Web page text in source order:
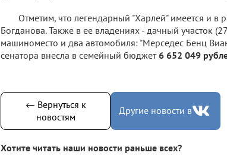
Отметим, что легендарный "Харлей" имеется и в
Богданова. Также в ее владениях - дачный участок
машиноместо и два автомобиля: "Мерседес Бенц
сенатора внесла в семейный бюджет6 652 049
← Вернуться к
новостям
Другие новости в
Хотите читать наши новости раньше всех?